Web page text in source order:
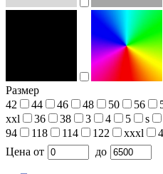
Размер
42
44 46 48 50 56
xxl
36 38 3 4 5 s
94
118 114 122 xxxl
Цена от до